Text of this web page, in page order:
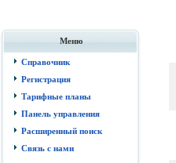
Меню
Справочник
Регистрация
Тарифные планы
Панель управления
Расширенный поиск
Связь с нами